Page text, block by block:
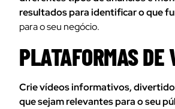
resultados para identificar o que
para o seu negócio.
PLATAFORMAS DE
Crie vídeos informativos,
que sejam relevantes para o seu